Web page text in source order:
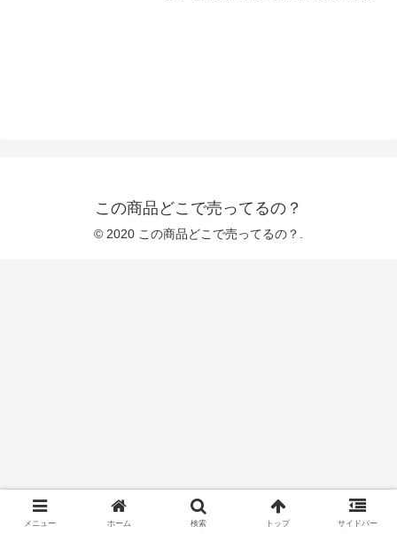
この商品どこで売ってるの？
© 2020 この商品どこで売ってるの？.
メニュー ホーム 検索 トップ サイドバー